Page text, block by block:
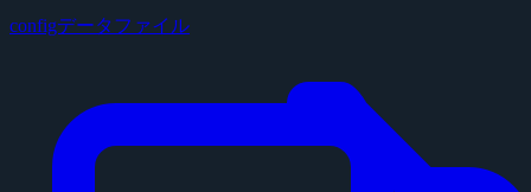
configデータファイル